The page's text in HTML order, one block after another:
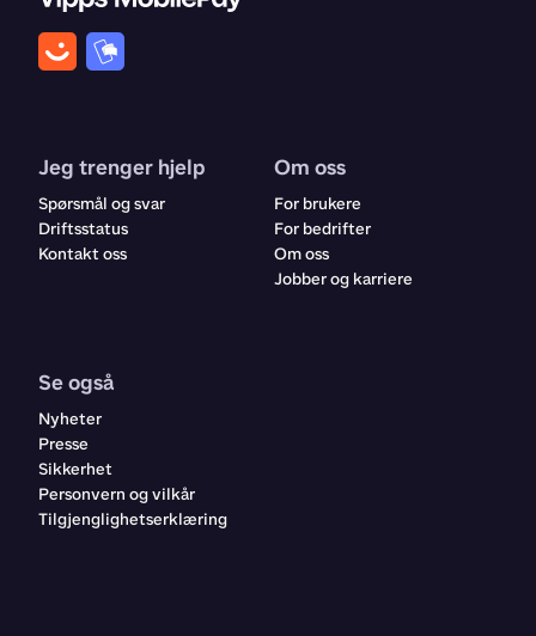
Jeg trenger hjelp
Spørsmål og svar
Driftsstatus
Kontakt oss
Om oss
For brukere
For bedrifter
Om oss
Jobber og karriere
Se også
Nyheter
Presse
Sikkerhet
Personvern og vilkår
Tilgjenglighetserklæring